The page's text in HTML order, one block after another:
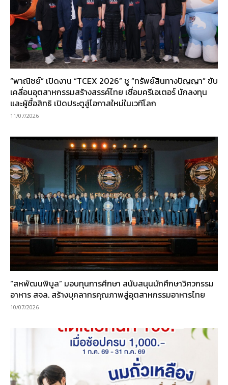
“พาณิชย์” เปิดงาน “TCEX 2026” ชู “ทรัพย์สินทางปัญญา” ขับ
เคลื่อนอุตสาหกรรมสร้างสรรค์ไทย เชื่อมครีเอเตอร์ นักลงทุน
และผู้ซื้อสิทธิ เปิดประตูสู่โอกาสใหม่ในเวทีโลก
11/07/2026
“สหพัฒนพิบูล” มอบทุนการศึกษา สนับสนุนนักศึกษาวิศวกรรม
อาหาร สจล. สร้างบุคลากรคุณภาพสู่อุตสาหกรรมอาหารไทย
10/07/2026